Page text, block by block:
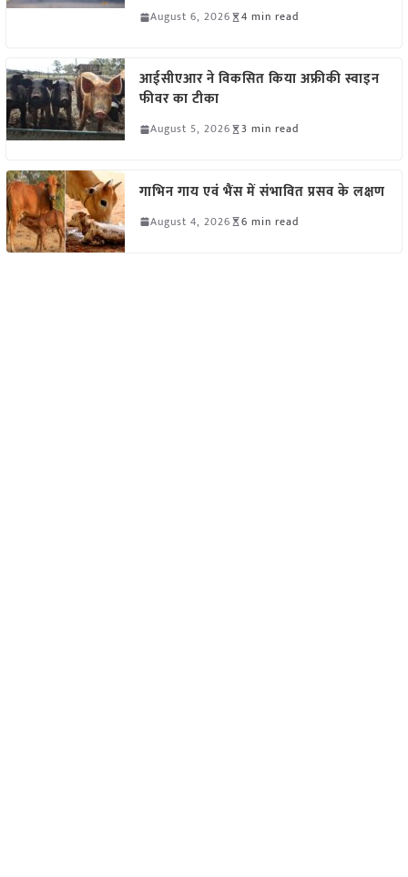
August 6, 2026 4 min read
आईसीएआर ने विकसित किया अफ्रीकी स्वाइन
फीवर का टीका
August 5, 2026 3 min read
गाभिन गाय एवं भैंस में संभावित प्रसव के लक्षण
August 4, 2026 6 min read